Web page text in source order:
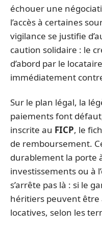
échouer une
l’accès à certaines
vigilance se justifie
caution solidaire : le
d’abord par le
immédiatement
Sur le plan légal, la
paiements font
inscrite au FICP, le
de remboursement.
durablement la porte
investissements ou à
s’arrête pas là : si le
héritiers peuvent être
locatives, selon les